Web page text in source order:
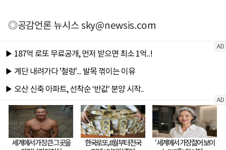
◎공감언론 뉴시스sky@newsis.com